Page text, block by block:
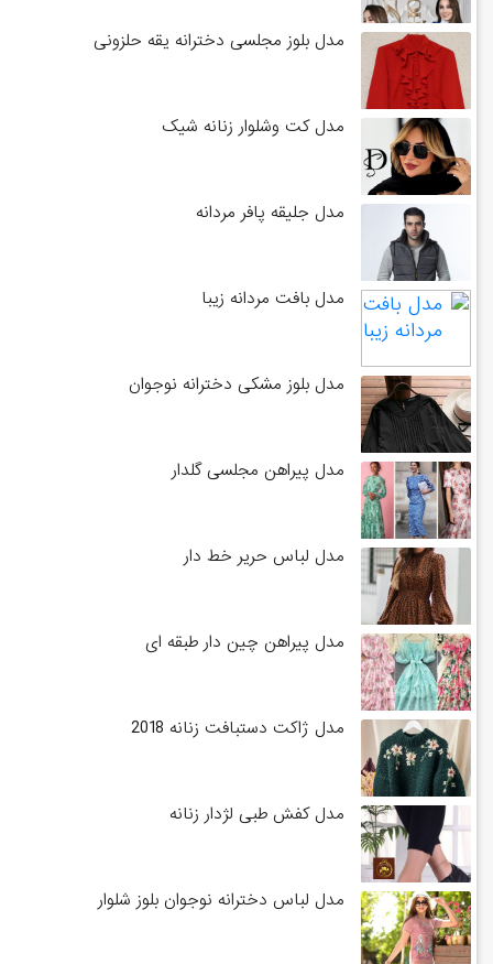
مدل بلوز مجلسی دخترانه یقه حلزونی
مدل کت وشلوار زنانه شیک
مدل جلیقه پافر مردانه
مدل بافت مردانه زیبا
مدل بلوز مشکی دخترانه نوجوان
مدل پیراهن مجلسی گلدار
مدل لباس حریر خط دار
مدل پیراهن چین دار طبقه ای
مدل ژاکت دستبافت زنانه 2018
مدل کفش طبی لژدار زنانه
مدل لباس دخترانه نوجوان بلوز شلوار